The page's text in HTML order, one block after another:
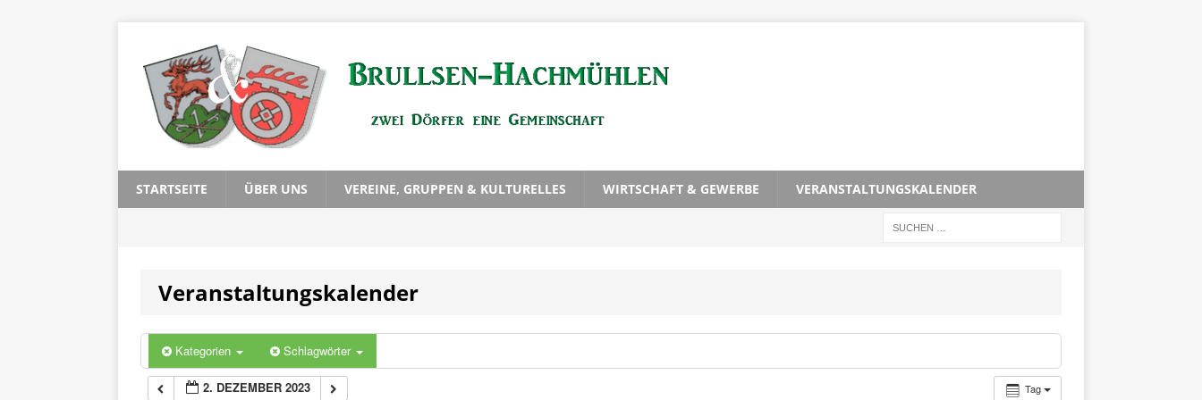
STARTSEITE ÜBER UNS VEREINE, GRUPPEN & KULTURELLES WIRTSCHAFT & GEWERBE VERANSTALTUNGSKALENDER
Veranstaltungskalender
Kategorien Schlagwörter
Tag
2. DEZEMBER 2023
1:00
2:00
3:00
5:00
6:00